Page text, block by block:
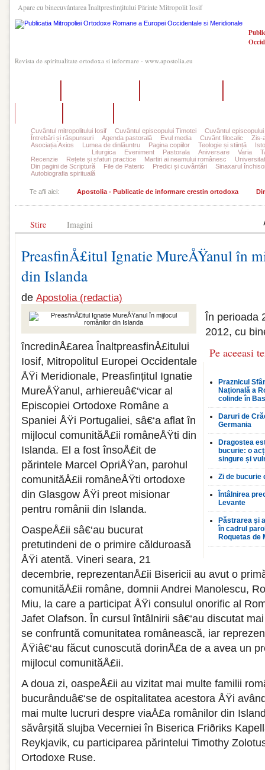
Apare cu binecuvântarea Înaltpresfinţitului Părinte Mitropolit Iosif
Revista de spiritualitate ortodoxa si informare - www.apostolia.eu
Cuvântul mitropolitului Iosif Cuvântul episcopului Timotei
Cuvântul episcopului
Întrebări și răspunsuri
Agenda pastorală Evul media Cuvânt filocalic
Zis-
Asociația Axios
Lumea de dinlăuntru Pagina copiilor Teologie și stiință
Liturgica Eveniment Pastorala Aniversare Varia
Recenzie
Rețete și sfaturi practice Martiri ai neamului românesc
Din pagini de Scriptură
File de Pateric Predici și cuvântări
Sinaxarul
Autobiografia spirituală
Te afli aici: Apostolia - Publicatie de informare crestin ortodoxa
Stire Imagini
PreasfinÅ£itul Ignatie MureÅŸanul în
din Islanda
de Apostolia (redactia)
Pe aceeasi
Praznicul
Națională a
colinde în
Daruri de
Germania
Dragostea
bucurie: o
singure și
Zi de bucurie
Întâlnirea
Levante
Păstrarea și
în cadrul
Roquetas de
În perioada
2012, cu
încredinÅ£area ÎnaltpreasfinÅ£itului
Iosif, Mitropolitul Europei Occidentale
ÅŸi Meridionale, Preasfințitul Ignatie
MureÅŸanul, arhiereuâ€‘vicar al
Episcopiei Ortodoxe Române a
Spaniei ÅŸi Portugaliei, sâ€‘a aflat în
mijlocul comunităÅ£ii româneÅŸti din
Islanda. El a fost însoÅ£it de
părintele Marcel OpriÅŸan, parohul
comunităÅ£ii româneÅŸti ortodoxe
din Glasgow ÅŸi preot misionar
pentru românii din Islanda.
OaspeÅ£ii sâ€‘au bucurat
pretutindeni de o primire călduroasă
ÅŸi atentă. Vineri seara, 21
decembrie, reprezentanÅ£ii Bisericii au avut o
comunităÅ£ii române, domnii Andrei Manolescu,
Miu, la care a participat ÅŸi consulul onorific al
Jafet Olafson. În cursul întâlnirii sâ€‘au discutat
se confruntă comunitatea românească, iar
ÅŸiâ€‘au făcut cunoscută dorinÅ£a de a avea un
mijlocul comunităÅ£ii.
A doua zi, oaspeÅ£ii au vizitat mai multe familii
bucurânduâ€‘se de ospitalitatea acestora ÅŸi
mai multe lucruri despre viaÅ£a românilor din
săvârșită slujba Vecerniei în Biserica Friðriks
Reykjavik, cu participarea părintelui Timothy
Ortodoxe Ruse.